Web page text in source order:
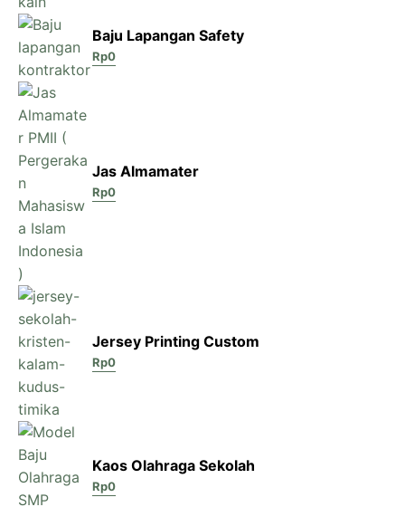
Baju Lapangan Safety
Rp0
Jas Almamater
Rp0
Jersey Printing Custom
Rp0
Kaos Olahraga Sekolah
Rp0